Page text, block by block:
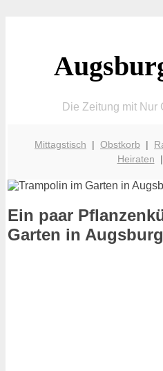
Die Zeitung mit Nur
Mittagstisch | Obstkorb |
Heiraten |
Ein paar
Garten in